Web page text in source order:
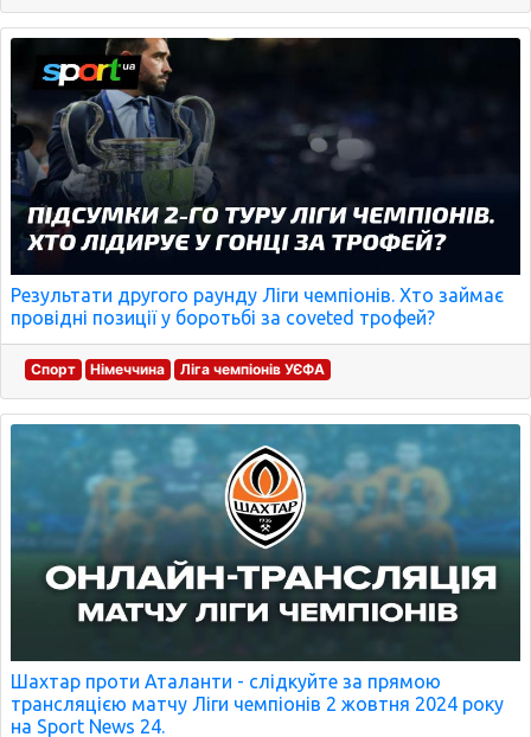
Результати другого раунду Ліги чемпіонів. Хто займає
провідні позиції у боротьбі за coveted трофей?
Спорт Німеччина Ліга чемпіонів УЄФА
Шахтар проти Аталанти - слідкуйте за прямою
трансляцією матчу Ліги чемпіонів 2 жовтня 2024 року
на Sport News 24.